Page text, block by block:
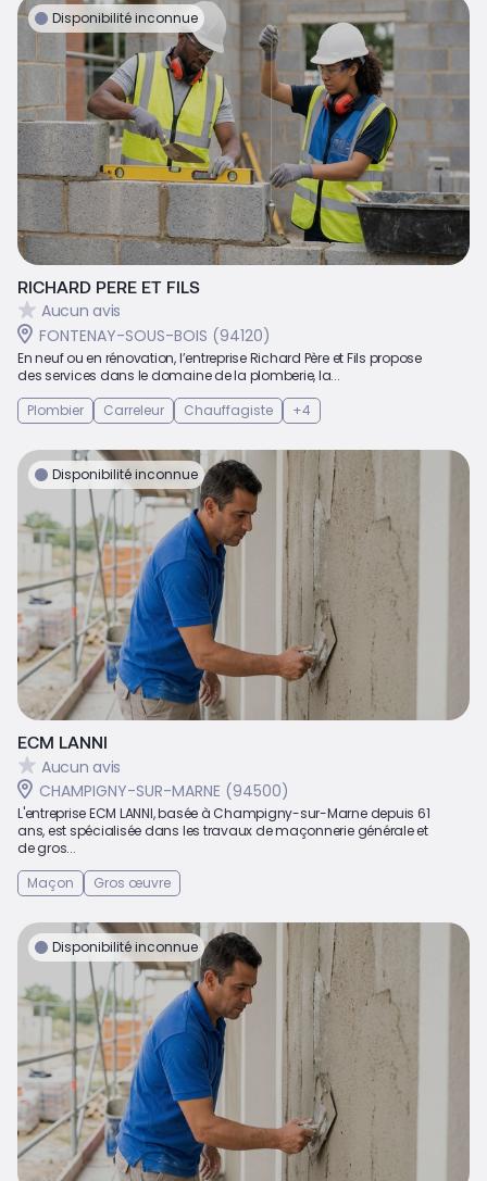
Disponibilité inconnue
RICHARD PERE ET FILS
Aucun avis
FONTENAY-SOUS-BOIS (94120)
En neuf ou en rénovation, l’entreprise Richard Père et Fils propose
des services dans le domaine de la plomberie, la...
Plombier
Carreleur Chauffagiste +4
Disponibilité inconnue
ECM LANNI
Aucun avis
CHAMPIGNY-SUR-MARNE (94500)
L'entreprise ECM LANNI, basée à Champigny-sur-Marne depuis 61
ans, est spécialisée dans les travaux de maçonnerie générale et
de gros...
Maçon
Gros œuvre
Disponibilité inconnue